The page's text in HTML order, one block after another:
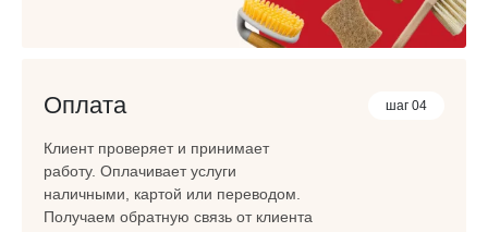
шаг 04
Оплата
Клиент проверяет и принимает
работу. Оплачивает услуги
наличными, картой или переводом.
Получаем обратную связь от клиента